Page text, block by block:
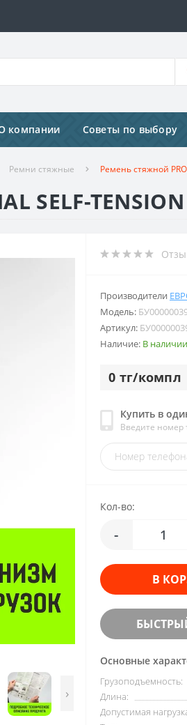
компании Советы по выбору
Ремни стяжные Ремень стяжной
SELF-
›
Производители
Модель:
Артикул:
Наличие: В наличии
0 тг/компл
Купить в
Введите
Кол-во:
-
В
Основные
Грузоподъемность:
Длина:
Допустимая